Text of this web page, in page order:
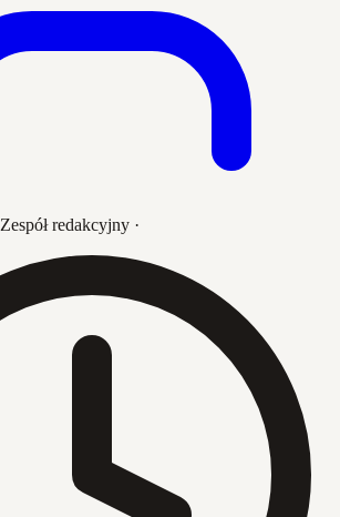
Zespół redakcyjny ·